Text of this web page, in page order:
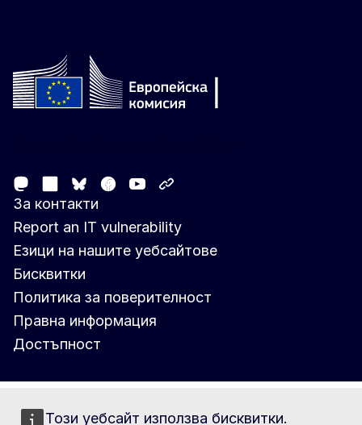
Този уебсайт използва бисквитки.
MastodonLinkedIn
Bluesky
Facebook
Youtube
За контакти
Report an IT vulnerability
Езици на нашите уебсайтове
Бисквитки
Политика за поверителност
Правна информация
Достъпност